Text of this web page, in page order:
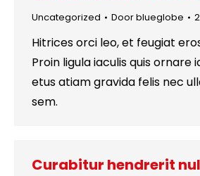
Uncategorized Doorblueglobe
Hitrices orci leo, et feugiat
Proin ligula iaculis quis ornare
etus atiam gravida felis nec
sem.
Curabitur hendrerit